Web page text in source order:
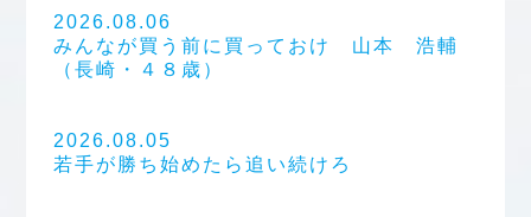
2026.08.06
みんなが買う前に買っておけ 山本 浩輔
（長崎・４８歳）
2026.08.05
若手が勝ち始めたら追い続けろ